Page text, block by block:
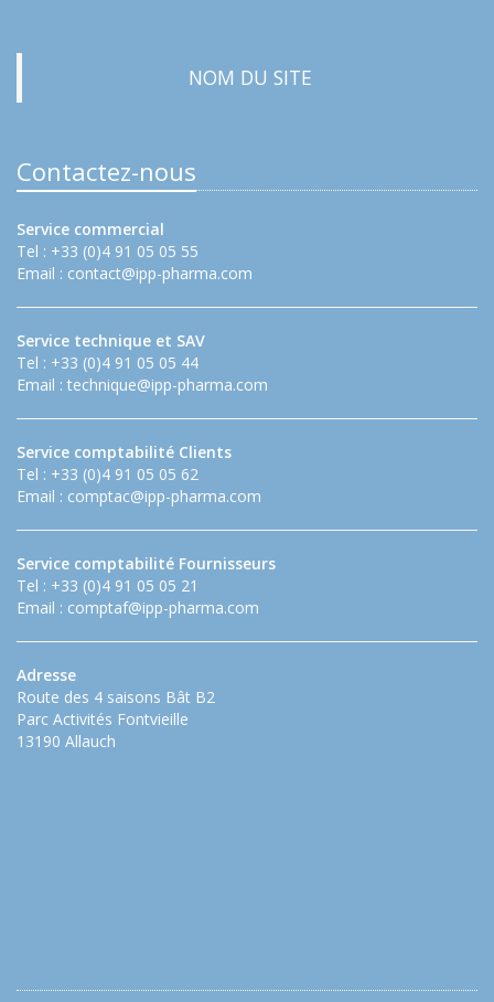
NOM DU SITE
Contactez-nous
Service commercial
Tel : +33 (0)4 91 05 05 55
Email : contact@ipp-pharma.com
Service technique et SAV
Tel : +33 (0)4 91 05 05 44
Email : technique@ipp-pharma.com
Service comptabilité Clients
Tel : +33 (0)4 91 05 05 62
Email : comptac@ipp-pharma.com
Service comptabilité Fournisseurs
Tel : +33 (0)4 91 05 05 21
Email : comptaf@ipp-pharma.com
Adresse
Route des 4 saisons Bât B2
Parc Activités Fontvieille
13190 Allauch